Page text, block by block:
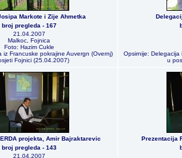
Markote i Zije Ahmetka
broj pregleda - 167
21.04.2007
Malkoc, Fojnica
Foto: Hazim Cukle
iz Francuske pokrajine Auvergn (Overnj)
Fojnici (25.04.2007)
Opsirnije: Delegacija
u
projekta, Amir Bajraktarevic
broj pregleda - 143
21.04.2007
Prezentacija